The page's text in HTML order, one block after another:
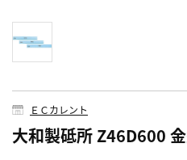
ＥＣカレント
大和製砥所 Z46D600